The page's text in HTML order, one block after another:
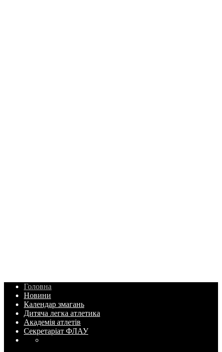
Головна
Новини
Календар змагань
Дитяча легка атлетика
Академія атлетів
Секретаріат ФЛАУ